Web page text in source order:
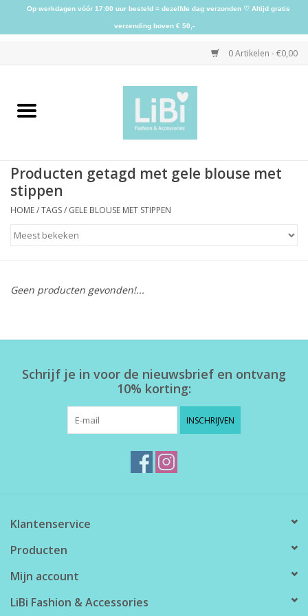
0 Artikelen - €0,00
Home
Kleding
Accessoires
Home deco
SALE
Producten getagd met gele blouse met
stippen
HOME/TAGS/ GELE BLOUSE MET STIPPEN
Geen producten gevonden!...
Schrijf je in voor de nieuwsbrief en ontvang
10% korting:
INSCHRIJVEN
Klantenservice
Producten
Mijn account
LiBi Fashion & Accessories
Op werkdagen vóór 17:00 uur besteld = dezelfde dag verzonden ♡ Altijd gratis
verzending boven € 50,-